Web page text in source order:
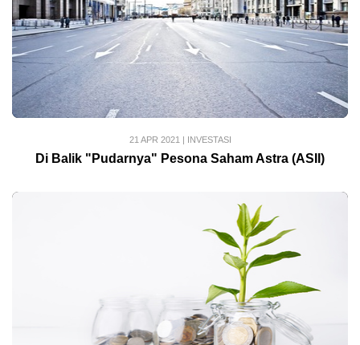
21 APR 2021 | INVESTASI
Di Balik "Pudarnya" Pesona Saham Astra (ASII)